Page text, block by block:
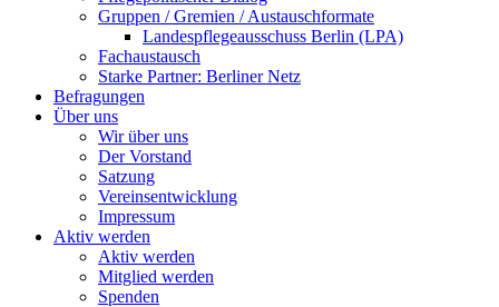
Gruppen / Gremien / Austauschformate
Landespflegeausschuss Berlin (LPA)
Fachaustausch
Starke Partner: Berliner Netz
Befragungen
Über uns
Wir über uns
Der Vorstand
Satzung
Vereinsentwicklung
Impressum
Aktiv werden
Aktiv werden
Mitglied werden
Spenden